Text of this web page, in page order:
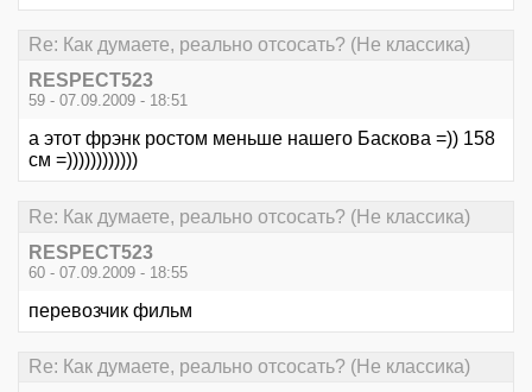
Re: Как думаете, реально отсосать? (Не классика)
RESPECT523
59 - 07.09.2009 - 18:51
а этот фрэнк ростом меньше нашего Баскова =)) 158
см =))))))))))))
Re: Как думаете, реально отсосать? (Не классика)
RESPECT523
60 - 07.09.2009 - 18:55
перевозчик фильм
Re: Как думаете, реально отсосать? (Не классика)